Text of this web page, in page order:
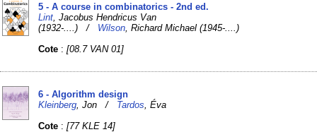
5 - A course in combinatorics - 2nd ed.
Lint , Jacobus Hendricus Van
(1932-....) / Wilson , Richard Michael (1945-....)
Cote :[08.7 VAN 01]
6 - Algorithm design
Kleinberg , Jon / Tardos , Éva
Cote :[77 KLE 14]